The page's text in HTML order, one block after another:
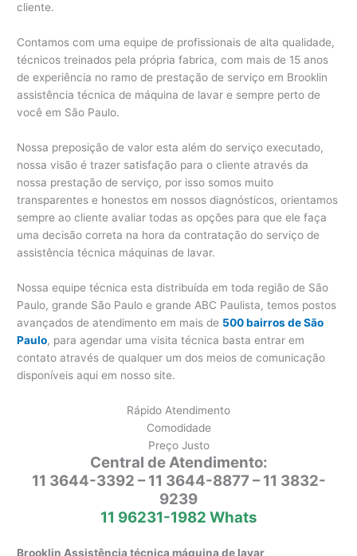
cliente.
Contamos com uma equipe de profissionais de alta qualidade,
técnicos treinados pela própria fabrica, com mais de 15 anos
de experiência no ramo de prestação de serviço em Brooklin
assistência técnica de máquina de lavar e sempre perto de
você em São Paulo.
Nossa preposição de valor esta além do serviço executado,
nossa visão é trazer satisfação para o cliente através da
nossa prestação de serviço, por isso somos muito
transparentes e honestos em nossos diagnósticos, orientamos
sempre ao cliente avaliar todas as opções para que ele faça
uma decisão correta na hora da contratação do serviço de
assistência técnica máquinas de lavar.
Nossa equipe técnica esta distribuída em toda região de São
Paulo, grande São Paulo e grande ABC Paulista, temos postos
avançados de atendimento em mais de 500 bairros de São
Paulo, para agendar uma visita técnica basta entrar em
contato através de qualquer um dos meios de comunicação
disponíveis aqui em nosso site.
Rápido Atendimento
Comodidade
Preço Justo
Central de Atendimento:
11 3644-3392 – 11 3644-8877 – 11 3832-
9239
11 96231-1982 Whats
Brooklin Assistência técnica máquina de lavar